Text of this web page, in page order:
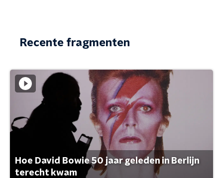
Recente fragmenten
Hoe David Bowie 50 jaar geleden in Berlijn
terecht kwam